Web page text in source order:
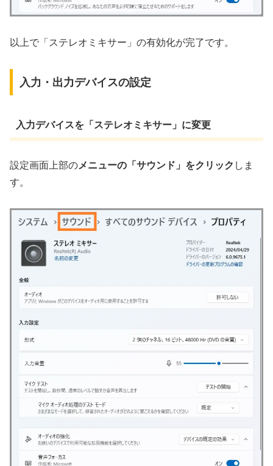
以上で「ステレオミキサー」の有効化が完了です。
入力・出力デバイスの設定
入力デバイスを「ステレオミキサー」に変更
設定画面上部のメニューの「サウンド」をクリック しま
す。